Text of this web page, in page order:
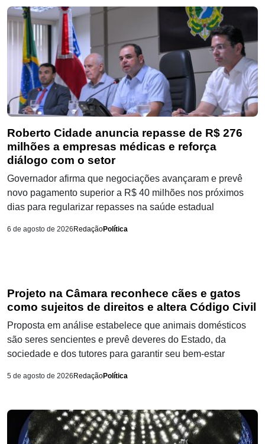
Roberto Cidade anuncia repasse de R$ 276
milhões a empresas médicas e reforça
diálogo com o setor
Governador afirma que negociações avançaram e prevê
novo pagamento superior a R$ 40 milhões nos próximos
dias para regularizar repasses na saúde estadual
6 de agosto de 2026 RedaçãoPolítica
Projeto na Câmara reconhece cães e gatos
como sujeitos de direitos e altera Código Civil
Proposta em análise estabelece que animais domésticos
são seres sencientes e prevê deveres do Estado, da
sociedade e dos tutores para garantir seu bem-estar
5 de agosto de 2026 RedaçãoPolítica